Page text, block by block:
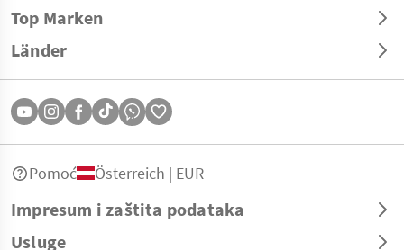
Top Marken
Länder
Impresum i zaštita podataka
Usluge
Pomoć Österreich | EUR